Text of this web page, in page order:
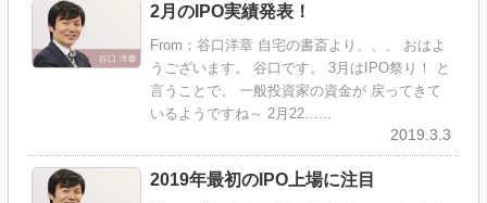
2月のIPO実績発表！
From：谷口洋章 自宅の書斎より、、、 おはよ
うございます。 谷口です。 3月はIPO祭り！ と
言うことで、 一般投資家の資金が 戻ってきて
いるようですね～ 2月22……
2019.3.3
2019年最初のIPO上場に注目